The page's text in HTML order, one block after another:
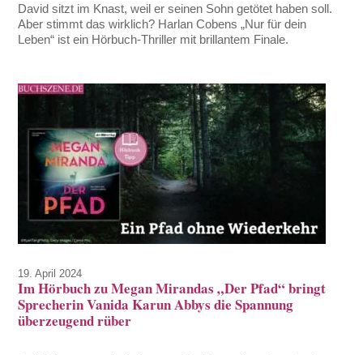
David sitzt im Knast, weil er seinen Sohn getötet haben soll.
Aber stimmt das wirklich? Harlan Cobens „Nur für dein
Leben“ ist ein Hörbuch-Thriller mit brillantem Finale.
19. April 2024
Im Hörbuch zu Megan Mirandas „Der Pfad“ bringt
Sprecherin Vanida Karun Abbys die Spannung
überzeugend rüber